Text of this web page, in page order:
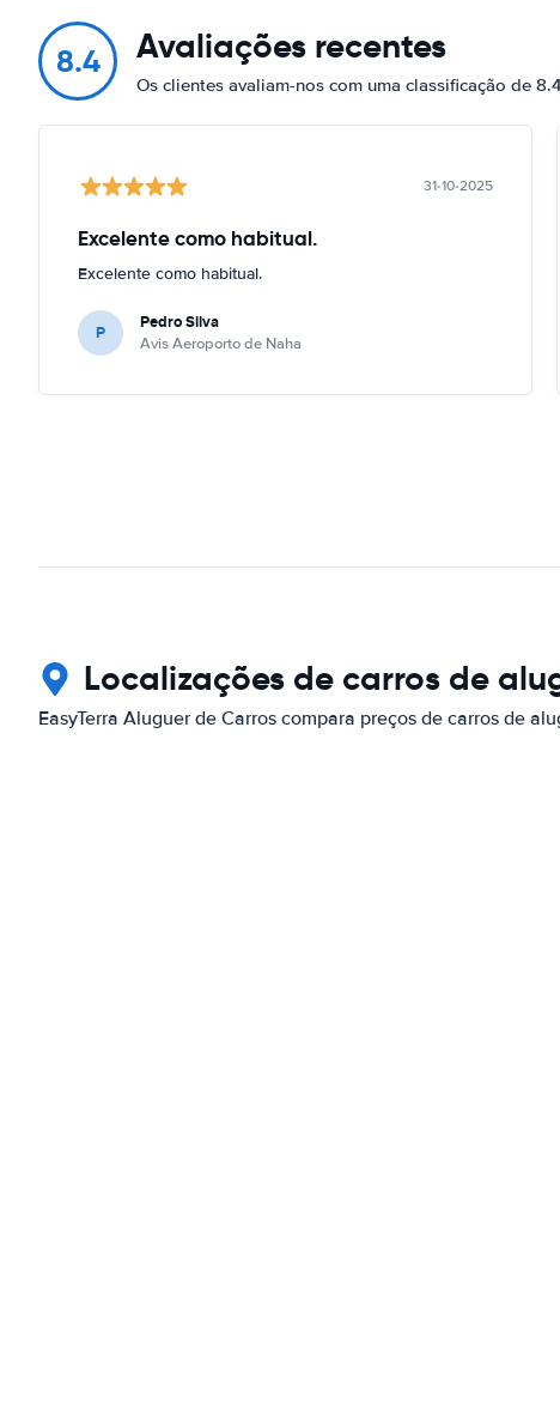
8.4 Avaliações recentes
Os clientes avaliam-nos com uma classificação de
31-10-2025
Excelente como habitual.
Excelente como habitual.
P Pedro Silva
Avis Aeroporto de Naha
Localizações de carros de
EasyTerra Aluguer de Carros compara preços de carros de